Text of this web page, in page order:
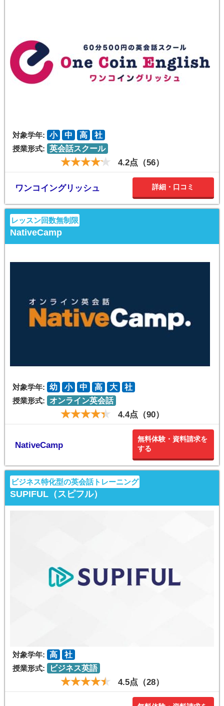
対象学年: 小 中 高
社
授業形式: 英会話スクール
4.2点（56）
ワンコイングリッシュ 詳細・口コミ
レッスン回数無制限
NativeCamp
対象学年: 幼 小 中 高 大
社
授業形式:
オンライン英会話
4.4点（90）
NativeCamp
無料体験・資料請求を
する
ビジネス特化型の英会話トレーニング
SUPIFUL（スピフル）
対象学年: 高
社
授業形式:
ビジネス英語
4.5点（28）